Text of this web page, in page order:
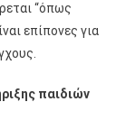
“όπως
επίπονες για
παιδιών